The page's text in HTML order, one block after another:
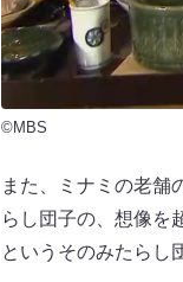
©MBS
また、ミナミの老舗
らし団子の、想像を
というそのみたらし